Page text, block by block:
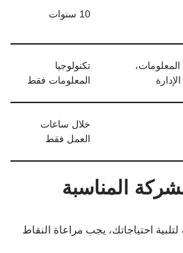
10 سنوات
المعلومات،
تكنولوجيا
المعلومات فقط
خلال ساعات
العمل فقط
المناسبة
احتياجاتك، يجب مراعاة النقاط